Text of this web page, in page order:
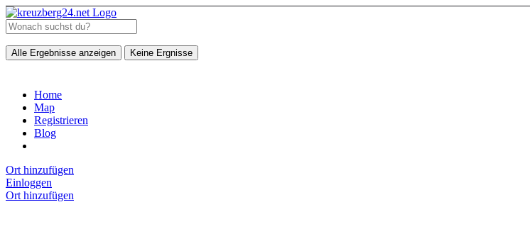
Alle Ergebnisse anzeigen Keine Ergnisse
Home
Map
Registrieren
Blog
Ort hinzufügen
Einloggen
Ort hinzufügen